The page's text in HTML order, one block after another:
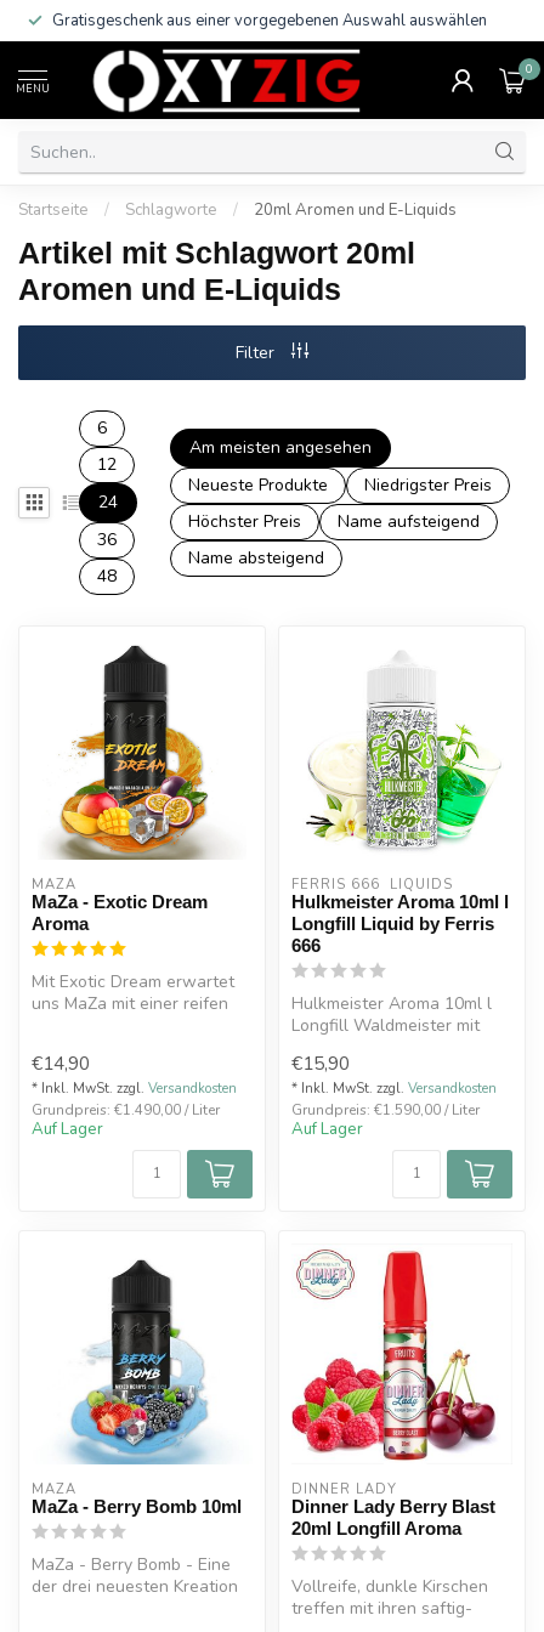
Gratisgeschenk aus einer vorgegebenen Auswahl auswählen
MENU
0
Startseite / Schlagworte / 20ml Aromen und E-Liquids
Artikel mit Schlagwort 20ml
Aromen und E-Liquids
Filter
6
12
24
36
48
Am meisten angesehen
Neueste Produkte
Niedrigster Preis
Höchster Preis
Name aufsteigend
Name absteigend
MAZA
MaZa - Exotic Dream
Aroma
Mit Exotic Dream erwartet
uns MaZa mit einer reifen
€14,90
* Inkl. MwSt. zzgl. Versandkosten
Grundpreis: €1.490,00 / Liter
Auf Lager
FERRIS 666  LIQUIDS
Hulkmeister Aroma 10ml l
Longfill Liquid by Ferris
666
Hulkmeister Aroma 10ml l
Longfill Waldmeister mit
€15,90
* Inkl. MwSt. zzgl. Versandkosten
Grundpreis: €1.590,00 / Liter
Auf Lager
MAZA
MaZa - Berry Bomb 10ml
MaZa - Berry Bomb - Eine
der drei neuesten Kreation
DINNER LADY
Dinner Lady Berry Blast
20ml Longfill Aroma
Vollreife, dunkle Kirschen
treffen mit ihren saftig-